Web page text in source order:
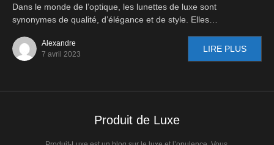
Dans le monde de l’optique, les lunettes de luxe sont
synonymes de qualité, d’élégance et de style. Elles…
Alexandre
7 avril 2023
LIRE PLUS
Produit de Luxe